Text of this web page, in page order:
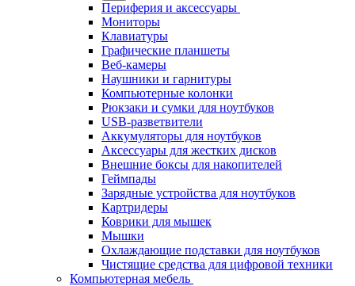
Периферия и аксессуары
Мониторы
Клавиатуры
Графические планшеты
Веб-камеры
Наушники и гарнитуры
Компьютерные колонки
Рюкзаки и сумки для ноутбуков
USB-разветвители
Аккумуляторы для ноутбуков
Аксессуары для жестких дисков
Внешние боксы для накопителей
Геймпады
Зарядные устройства для ноутбуков
Картридеры
Коврики для мышек
Мышки
Охлаждающие подставки для ноутбуков
Чистящие средства для цифровой техники
Компьютерная мебель